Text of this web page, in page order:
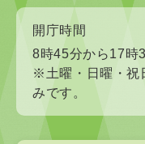
開庁時間
8時45分から17時
※土曜・日曜・祝
みです。